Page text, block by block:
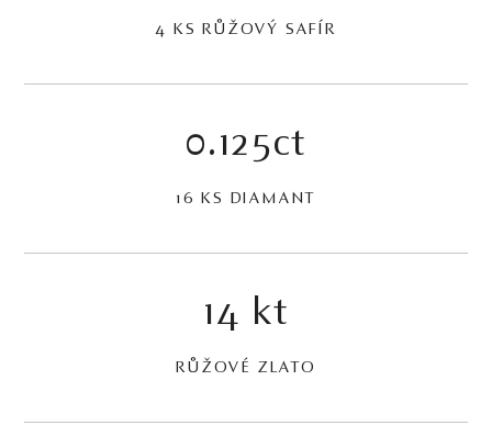
4 KS RŮŽOVÝ SAFÍR
0.125ct
16 KS DIAMANT
14 kt
RŮŽOVÉ ZLATO